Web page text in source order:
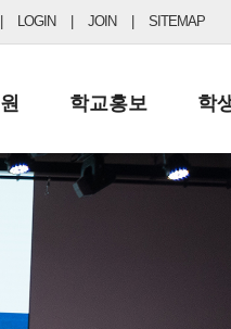
LOGIN JOIN SITEMAP
원회
학교홍보
보도자료
학